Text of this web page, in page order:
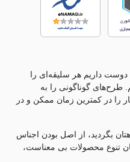
داریم هر سلیقه‌ای را
طرح‌های گوناگونی را به
را در کمترین زمان ممکن و در
بگردید، از اصل بودن اجناس
تنوع محصولات بی معناست،